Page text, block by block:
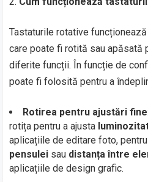
Tastaturile rotative
care poate fi rotită sau apăsată
diferite funcții. În funcție de
poate fi folosită pentru a
Rotirea pentru ajustări fine
rotița pentru a ajusta
aplicațiile de editare foto,
pensulei sau distanța între
aplicațiile de design grafic.